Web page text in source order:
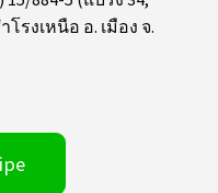
รงเหนือ อ. เมือง จ.